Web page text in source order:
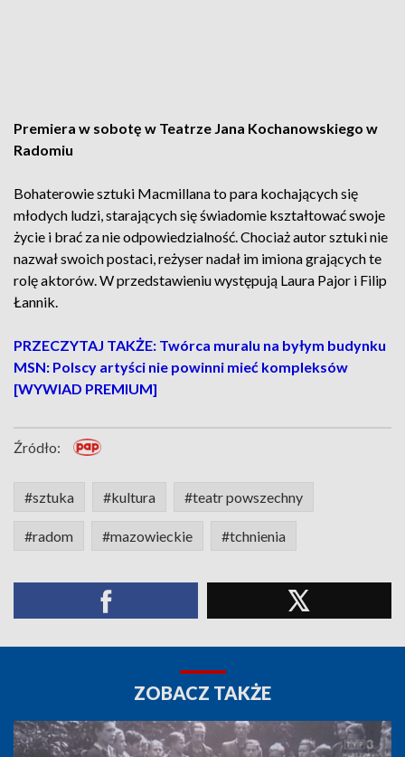
Premiera w sobotę w Teatrze Jana Kochanowskiego w
Radomiu
Bohaterowie sztuki Macmillana to para kochających się
młodych ludzi, starających się świadomie kształtować swoje
życie i brać za nie odpowiedzialność. Chociaż autor sztuki nie
nazwał swoich postaci, reżyser nadał im imiona grających te
rolę aktorów. W przedstawieniu występują Laura Pajor i Filip
Łannik.
PRZECZYTAJ TAKŻE: Twórca muralu na byłym budynku
MSN: Polscy artyści nie powinni mieć kompleksów
[WYWIAD PREMIUM]
Źródło:
#sztuka #kultura #teatr powszechny
#radom #mazowieckie #tchnienia
ZOBACZ TAKŻE